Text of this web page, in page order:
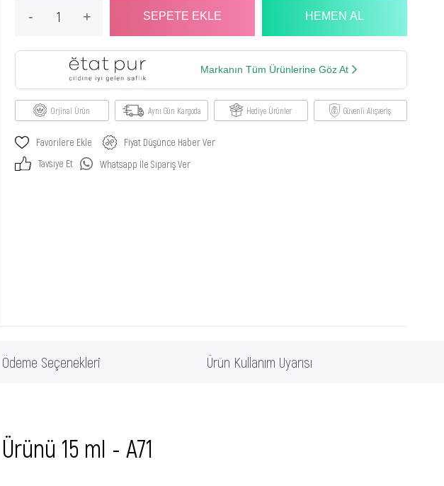
Markanın Tüm Ürünlerine Göz At
Orjinal Ürün Aynı Gün Kargoda Hediye Ürünler Güvenli Alışveriş
Favorilere Ekle
Fiyat Düşünce Haber Ver
Tavsiye Et
Whatsapp İle Sipariş Ver
Ödeme Seçenekleri Ürün Kullanım Uyarısı
15 ml - A71